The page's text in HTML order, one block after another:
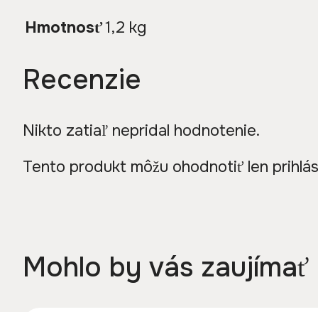
Hmotnosť1,2 kg
Recenzie
Nikto zatiaľ nepridal hodnotenie.
Tento produkt môžu ohodnotiť len
Mohlo by vás zaujímať